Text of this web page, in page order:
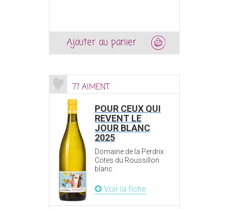
Ajouter au panier
77 AIMENT
POUR CEUX QUI
REVENT LE
JOUR BLANC
2025
Domaine de la Perdrix
Cotes du Roussillon
blanc
Voir la fiche